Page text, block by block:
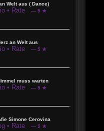
Welt aus ( Dance)
• Rate — 5 ★
an Welt aus
• Rate — 5 ★
muss warten
• Rate — 5 ★
Simone Cerovina
• Rate — 5 ★